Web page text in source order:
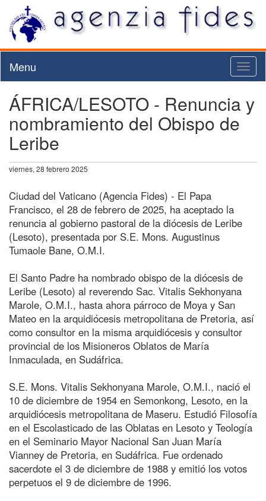
Menu
ÁFRICA/LESOTO - Renuncia y
nombramiento del Obispo de
Leribe
viernes, 28 febrero 2025
Ciudad del Vaticano (Agencia Fides) - El Papa
Francisco, el 28 de febrero de 2025, ha aceptado la
renuncia al gobierno pastoral de la diócesis de Leribe
(Lesoto), presentada por S.E. Mons. Augustinus
Tumaole Bane, O.M.I.
El Santo Padre ha nombrado obispo de la diócesis de
Leribe (Lesoto) al reverendo Sac. Vitalis Sekhonyana
Marole, O.M.I., hasta ahora párroco de Moya y San
Mateo en la arquidiócesis metropolitana de Pretoria, así
como consultor en la misma arquidiócesis y consultor
provincial de los Misioneros Oblatos de María
Inmaculada, en Sudáfrica.
S.E. Mons. Vitalis Sekhonyana Marole, O.M.I., nació el
10 de diciembre de 1954 en Semonkong, Lesoto, en la
arquidiócesis metropolitana de Maseru. Estudió Filosofía
en el Escolasticado de las Oblatas en Lesoto y Teología
en el Seminario Mayor Nacional San Juan María
Vianney de Pretoria, en Sudáfrica. Fue ordenado
sacerdote el 3 de diciembre de 1988 y emitió los votos
perpetuos el 9 de diciembre de 1996.